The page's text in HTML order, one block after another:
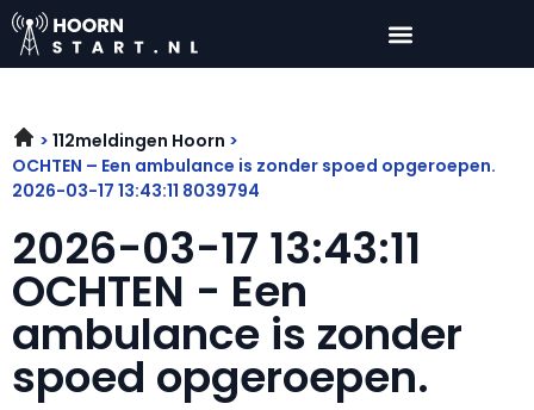
112meldingen Hoorn
OCHTEN – Een ambulance is zonder spoed opgeroepen.
2026-03-17 13:43:11 8039794
2026-03-17 13:43:11
OCHTEN - Een
ambulance is zonder
spoed opgeroepen.